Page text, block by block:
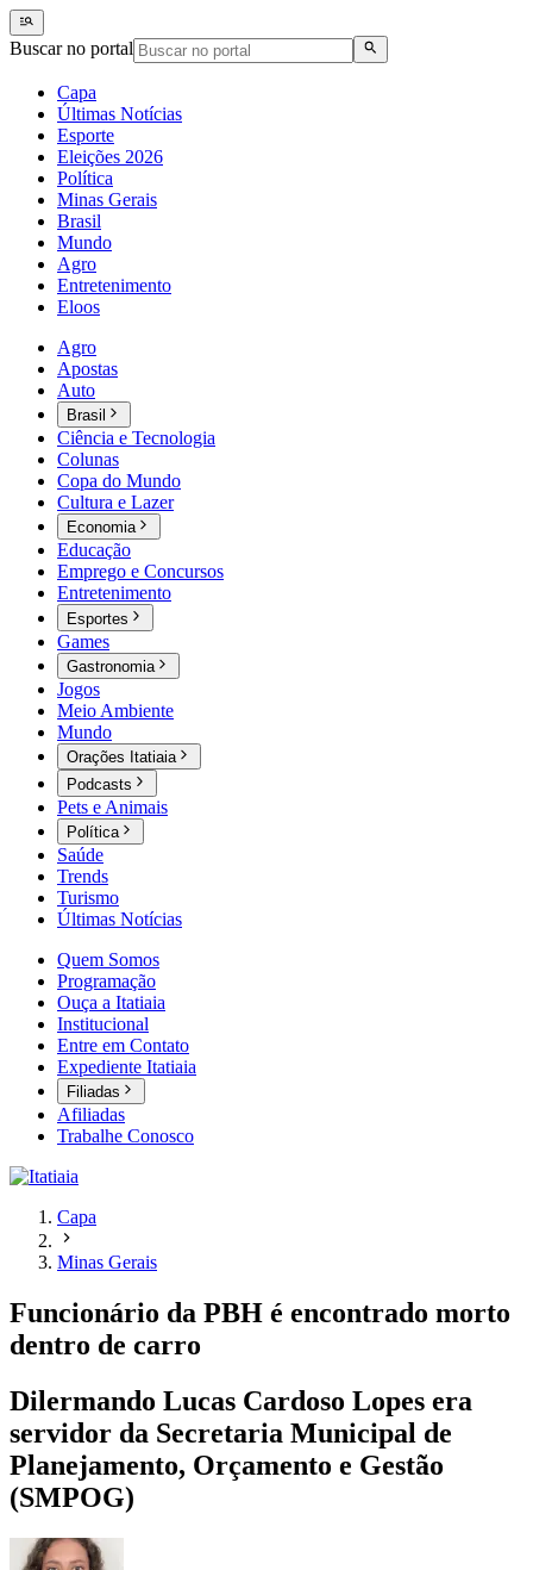
Buscar no portal
Capa
Últimas Notícias
Esporte
Eleições 2026
Política
Minas Gerais
Brasil
Mundo
Agro
Entretenimento
Eloos
Agro
Apostas
Auto
Brasil
Ciência e Tecnologia
Colunas
Copa do Mundo
Cultura e Lazer
Economia
Educação
Emprego e Concursos
Entretenimento
Esportes
Games
Gastronomia
Jogos
Meio Ambiente
Mundo
Orações Itatiaia
Podcasts
Pets e Animais
Política
Saúde
Trends
Turismo
Últimas Notícias
Quem Somos
Programação
Ouça a Itatiaia
Institucional
Entre em Contato
Expediente Itatiaia
Filiadas
Afiliadas
Trabalhe Conosco
Capa
Minas Gerais
Funcionário da PBH é encontrado morto
dentro de carro
Dilermando Lucas Cardoso Lopes era
servidor da Secretaria Municipal de
Planejamento, Orçamento e Gestão
(SMPOG)